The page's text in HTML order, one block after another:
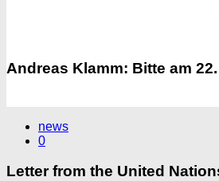
Andreas Klamm: Bitte am
news
0
Letter from the United